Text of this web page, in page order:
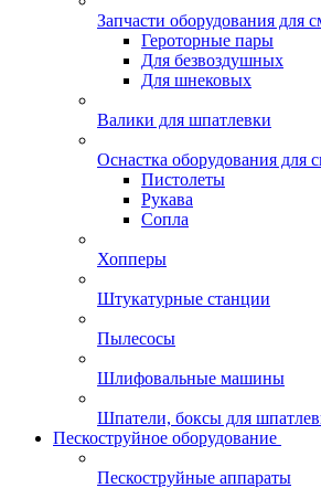
Запчасти оборудования для
Героторные пары
Для безвоздушных
Для шнековых
Валики для шпатлевки
Оснастка оборудования для
Пистолеты
Рукава
Сопла
Хопперы
Штукатурные станции
Пылесосы
Шлифовальные машины
Шпатели, боксы для
Пескоструйное оборудование
Пескоструйные аппараты